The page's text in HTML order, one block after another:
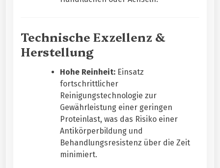
Technische Exzellenz &
Herstellung
Hohe Reinheit: Einsatz
fortschrittlicher
Reinigungstechnologie zur
Gewährleistung einer geringen
Proteinlast, was das Risiko einer
Antikörperbildung und
Behandlungsresistenz über die Zeit
minimiert.